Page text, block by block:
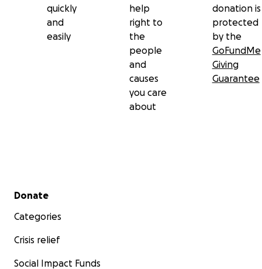
quickly
and
easily
help
right to
the
people
and
causes
you care
about
donation is
protected
by the
GoFundMe
Giving
Guarantee
Secondary menu
Donate
Categories
Crisis relief
Social Impact Funds